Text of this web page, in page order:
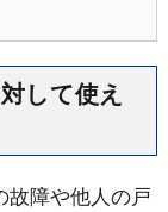
して使え
故障や他人の戸